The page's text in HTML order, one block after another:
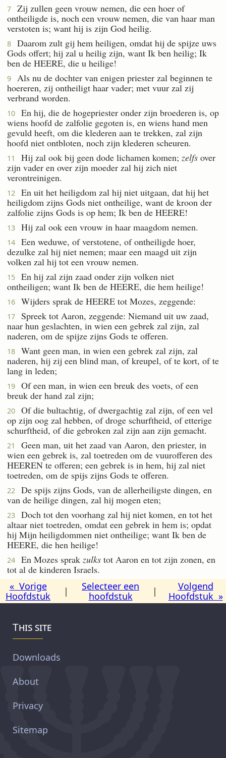
7
Zij zullen geen vrouw nemen, die een hoer of
ontheiligde is, noch een vrouw nemen, die van haar man
verstoten is; want hij is zijn God heilig.
8
Daarom zult gij hem heiligen, omdat hij de spijze uws
Gods offert; hij zal u heilig zijn, want Ik ben heilig; Ik
ben de HEERE, die u heilige!
9
Als nu de dochter van enigen priester zal beginnen te
hoereren, zij ontheiligt haar vader; met vuur zal zij
verbrand worden.
10
En hij, die de hogepriester onder zijn broederen is, op
wiens hoofd de zalfolie gegoten is, en wiens hand men
gevuld heeft, om die klederen aan te trekken, zal zijn
hoofd niet ontbloten, noch zijn klederen scheuren.
11 Hij zal ook bij geen dode lichamen komen; zelfs over
zijn vader en over zijn moeder zal hij zich niet
verontreinigen.
12
En uit het heiligdom zal hij niet uitgaan, dat hij het
heiligdom zijns Gods niet ontheilige, want de kroon der
zalfolie zijns Gods is op hem; Ik ben de HEERE!
13 Hij zal ook een vrouw in haar maagdom nemen.
14
Een weduwe, of verstotene, of ontheiligde hoer,
dezulke zal hij niet nemen; maar een maagd uit zijn
volken zal hij tot een vrouw nemen.
15
En hij zal zijn zaad onder zijn volken niet
ontheiligen; want Ik ben de HEERE, die hem heilige!
16 Wijders sprak de HEERE tot Mozes, zeggende:
17
Spreek tot Aaron, zeggende: Niemand uit uw zaad,
naar hun geslachten, in wien een gebrek zal zijn, zal
naderen, om de spijze zijns Gods te offeren.
18
Want geen man, in wien een gebrek zal zijn, zal
naderen, hij zij een blind man, of kreupel, of te kort, of te
lang in leden;
19
Of een man, in wien een breuk des voets, of een
breuk der hand zal zijn;
20
Of die bultachtig, of dwergachtig zal zijn, of een vel
op zijn oog zal hebben, of droge schurftheid, of etterige
schurftheid, of die gebroken zal zijn aan zijn gemacht.
21
Geen man, uit het zaad van Aaron, den priester, in
wien een gebrek is, zal toetreden om de vuurofferen des
HEEREN te offeren; een gebrek is in hem, hij zal niet
toetreden, om de spijs zijns Gods te offeren.
22
De spijs zijns Gods, van de allerheiligste dingen, en
van de heilige dingen, zal hij mogen eten;
23
Doch tot den voorhang zal hij niet komen, en tot het
altaar niet toetreden, omdat een gebrek in hem is; opdat
hij Mijn heiligdommen niet ontheilige; want Ik ben de
HEERE, die hen heilige!
24 En Mozes sprak zulks tot Aaron en tot zijn zonen, en
tot al de kinderen Israels.
« Vorige
Hoofdstuk
|
Selecteer een
hoofdstuk
|
Volgend
Hoofdstuk »
This site
Downloads
About
Privacy
Sitemap